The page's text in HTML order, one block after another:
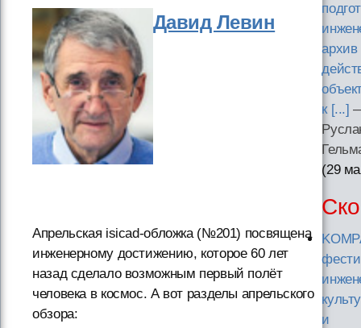
Давид Левин
Апрельская isicad-обложка (№201) посвящена
инженерному достижению, которое 60 лет
назад сделало возможным первый полёт
человека в космос. А вот разделы апрельского
обзора:
архив
к [...]
(29
и